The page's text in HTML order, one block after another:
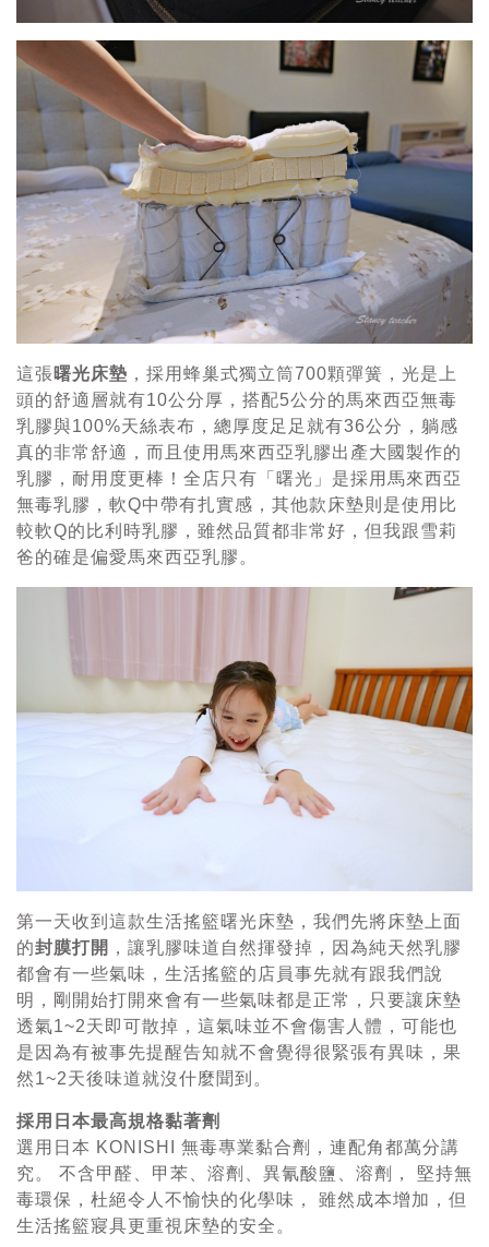
這張 曙光床墊 ，採用蜂巢式獨立筒700顆彈簧，光是上
頭的舒適層就有10公分厚，搭配5公分的馬來西亞無毒
乳膠與100%天絲表布，總厚度足足就有36公分，躺感
真的非常舒適，而且使用馬來西亞乳膠出產大國製作的
乳膠，耐用度更棒！全店只有「曙光」是採用馬來西亞
無毒乳膠，軟Q中帶有扎實感，其他款床墊則是使用比
較軟Q的比利時乳膠，雖然品質都非常好，但我跟雪莉
爸的確是偏愛馬來西亞乳膠。
第一天收到這款生活搖籃曙光床墊，我們先將床墊上面
的封膜打開 ，讓乳膠味道自然揮發掉，因為純天然乳膠
都會有一些氣味，生活搖籃的店員事先就有跟我們說
明，剛開始打開來會有一些氣味都是正常，只要讓床墊
透氣1~2天即可散掉，這氣味並不會傷害人體，可能也
是因為有被事先提醒告知就不會覺得很緊張有異味，果
然1~2天後味道就沒什麼聞到。
採用日本最高規格黏著劑
選用日本 KONISHI 無毒專業黏合劑，連配角都萬分講
究。 不含甲醛、甲苯、溶劑、異氰酸鹽、溶劑， 堅持無
毒環保，杜絕令人不愉快的化學味， 雖然成本增加，但
生活搖籃寢具更重視床墊的安全。